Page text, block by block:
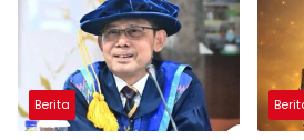
Berita